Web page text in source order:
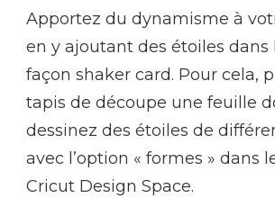
Apportez du dynamisme à
en y ajoutant des étoiles dans
façon shaker card. Pour cela,
tapis de découpe une feuille
dessinez des étoiles de
avec l’option « formes » dans
Cricut Design Space.